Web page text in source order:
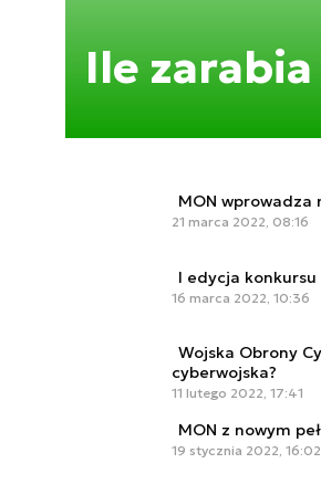
Ile
MON wprowadza
21 marca 2022, 08:16
I edycja
16 marca 2022, 10:36
Wojska Obrony
cyberwojska?
11 lutego 2022, 17:41
MON z nowym
19 stycznia 2022, 16:02